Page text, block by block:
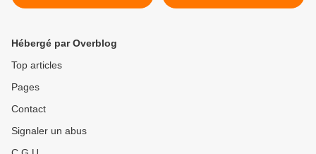
Hébergé par Overblog
Top articles
Pages
Contact
Signaler un abus